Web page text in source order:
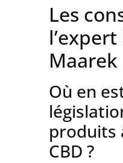
Les
l’expert
Maarek
Où en
produits
CBD ?